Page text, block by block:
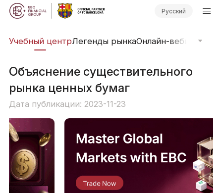
Русский
Учебный центрЛегенды рынкаОнлайн-вебинары
Объяснение существительного
рынка ценных бумаг
Дата публикации: 2023-11-23